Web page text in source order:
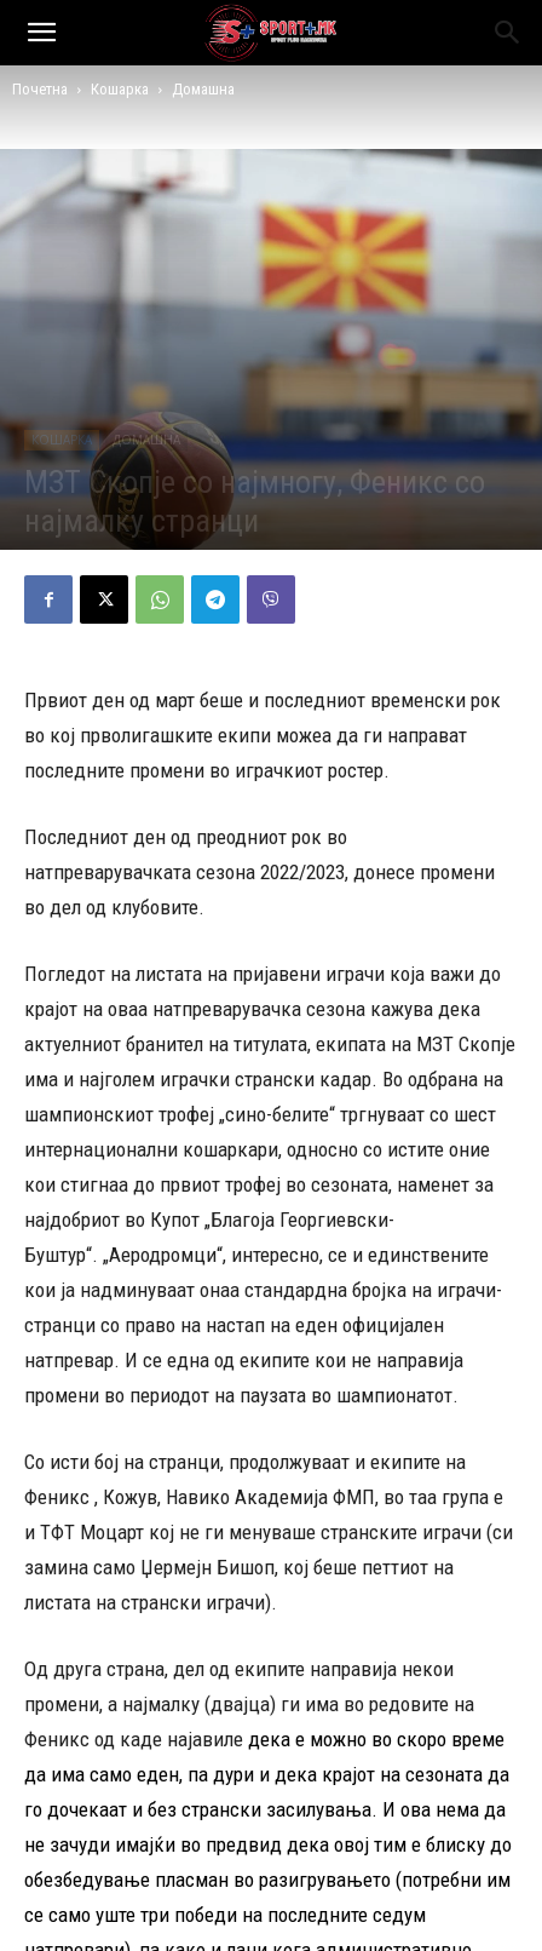
Почетна Кошарка Домашна
КОШАРКА ДОМАШНА
МЗТ Скопје со најмногу, Феникс со
најмалку странци
Првиот ден од март беше и последниот временски рок
во кој прволигашките екипи можеа да ги направат
последните промени во играчкиот ростер.
Последниот ден од преодниот рок во
натпреварувачката сезона 2022/2023, донесе промени
во дел од клубовите.
Погледот на листата на пријавени играчи која важи до
крајот на оваа натпреварувачка сезона кажува дека
актуелниот бранител на титулата, екипата на МЗТ Скопје
има и најголем играчки странски кадар. Во одбрана на
шампионскиот трофеј „сино-белите“ тргнуваат со шест
интернационални кошаркари, односно со истите оние
кои стигнаа до првиот трофеј во сезоната, наменет за
најдобриот во Купот „Благоја Георгиевски-
Буштур“. „Аеродромци“, интересно, се и единствените
кои ја надминуваат онаа стандардна бројка на играчи-
странци со право на настап на еден официјален
натпревар. И се една од екипите кои не направија
промени во периодот на паузата во шампионатот.
Со исти бој на странци, продолжуваат и екипите на
Феникс , Кожув, Навико Академија ФМП, во таа група е
и ТФТ Моцарт кој не ги менуваше странските играчи (си
замина само Џермејн Бишоп, кој беше петтиот на
листата на странски играчи).
Од друга страна, дел од екипите направија некои
промени, а најмалку (двајца) ги има во редовите на
Феникс од каде најавиле дека е можно во скоро време
да има само еден, па дури и дека крајот на сезоната да
го дочекаат и без странски засилувања. И ова нема да
не зачуди имајќи во предвид дека овој тим е блиску до
обезбедување пласман во разигрувањето (потребни им
се само уште три победи на последните седум